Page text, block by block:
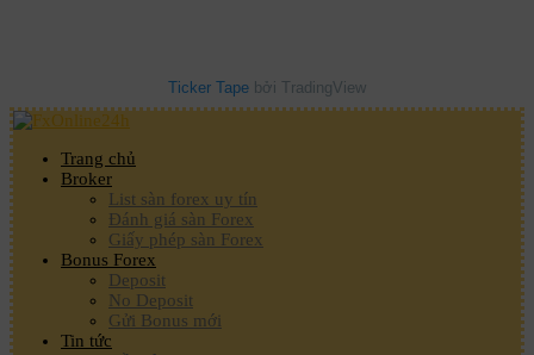
Ticker Tape bởi TradingView
Trang chủ
Broker
List sàn forex uy tín
Đánh giá sàn Forex
Giấy phép sàn Forex
Bonus Forex
Deposit
No Deposit
Gửi Bonus mới
Tin tức